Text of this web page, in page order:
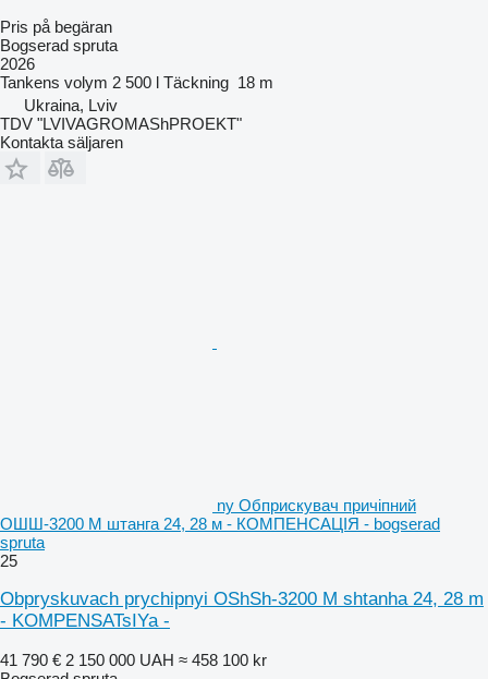
Pris på begäran
Bogserad spruta
2026
Tankens volym 2 500 l Täckning 18 m
Ukraina, Lviv
TDV "LVIVAGROMAShPROEKT"
Kontakta säljaren
ny Обприскувач причіпний
ОШШ-3200 М штанга 24, 28 м - КОМПЕНСАЦІЯ - bogserad
spruta
25
Obpryskuvach prychipnyi OShSh-3200 M shtanha 24, 28 m
- KOMPENSATsIYa -
41 790 € 2 150 000 UAH ≈ 458 100 kr